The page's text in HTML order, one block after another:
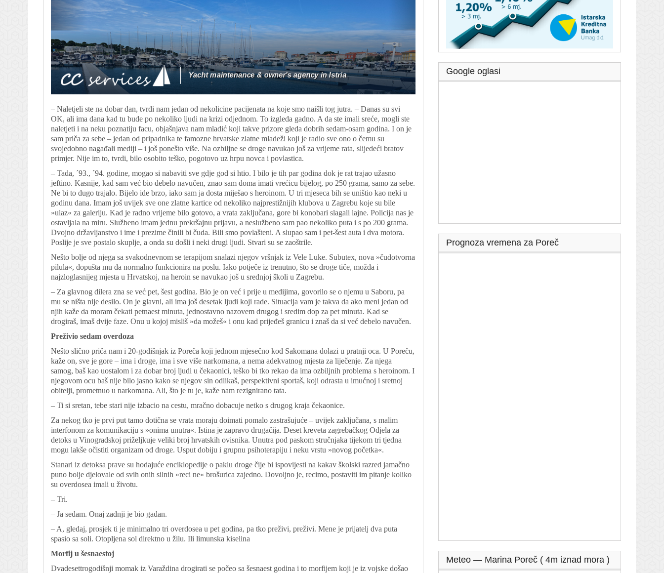
– Naletjeli ste na dobar dan, tvrdi nam jedan od nekolicine pacijenata na koje smo naišli tog jutra. – Danas su svi
OK, ali ima dana kad tu bude po nekoliko ljudi na krizi odjednom. To izgleda gadno. A da ste imali sreće, mogli ste
naletjeti i na neku poznatiju facu, objašnjava nam mladić koji takve prizore gleda dobrih sedam-osam godina. I on je
sam priča za sebe – jedan od pripadnika te famozne hrvatske zlatne mladeži koji je radio sve ono o čemu su
svojedobno nagađali mediji – i još ponešto više. Na ozbiljne se droge navukao još za vrijeme rata, slijedeći bratov
primjer. Nije im to, tvrdi, bilo osobito teško, pogotovo uz hrpu novca i povlastica.
– Tada, ´93., ´94. godine, mogao si nabaviti sve gdje god si htio. I bilo je tih par godina dok je rat trajao užasno
jeftino. Kasnije, kad sam već bio debelo navučen, znao sam doma imati vrećicu bijelog, po 250 grama, samo za sebe.
Ne bi to dugo trajalo. Bijelo ide brzo, iako sam ja dosta miješao s heroinom. U tri mjeseca bih se uništio kao neki u
godinu dana. Imam još uvijek sve one zlatne kartice od nekoliko najprestižnijih klubova u Zagrebu koje su bile
»ulaz« za galeriju. Kad je radno vrijeme bilo gotovo, a vrata zaključana, gore bi konobari slagali lajne. Policija nas je
ostavljala na miru. Službeno imam jednu prekršajnu prijavu, a neslužbeno sam pao nekoliko puta i s po 200 grama.
Dvojno državljanstvo i ime i prezime činili bi čuda. Bili smo povlašteni. A slupao sam i pet-šest auta i dva motora.
Poslije je sve postalo skuplje, a onda su došli i neki drugi ljudi. Stvari su se zaoštrile.
Nešto bolje od njega sa svakodnevnom se terapijom snalazi njegov vršnjak iz Vele Luke. Subutex, nova »čudotvorna
pilula«, dopušta mu da normalno funkcionira na poslu. Iako potječe iz trenutno, što se droge tiče, možda i
najzloglasnijeg mjesta u Hrvatskoj, na heroin se navukao još u srednjoj školi u Zagrebu.
– Za glavnog dilera zna se već pet, šest godina. Bio je on već i prije u medijima, govorilo se o njemu u Saboru, pa
mu se ništa nije desilo. On je glavni, ali ima još desetak ljudi koji rade. Situacija vam je takva da ako meni jedan od
njih kaže da moram čekati petnaest minuta, jednostavno nazovem drugog i sredim dop za pet minuta. Kad se
drogiraš, imaš dvije faze. Onu u kojoj misliš »da možeš« i onu kad prijeđeš granicu i znaš da si već debelo navučen.
Preživio sedam overdoza
Nešto slično priča nam i 20-godišnjak iz Poreča koji jednom mjesečno kod Sakomana dolazi u pratnji oca. U Poreču,
kaže on, sve je gore – ima i droge, ima i sve više narkomana, a nema adekvatnog mjesta za liječenje. Za njega
samog, baš kao uostalom i za dobar broj ljudi u čekaonici, teško bi tko rekao da ima ozbiljnih problema s heroinom. I
njegovom ocu baš nije bilo jasno kako se njegov sin odlikaš, perspektivni sportaš, koji odrasta u imućnoj i sretnoj
obitelji, prometnuo u narkomana. Ali, što je tu je, kaže nam rezignirano tata.
– Ti si sretan, tebe stari nije izbacio na cestu, mračno dobacuje netko s drugog kraja čekaonice.
Za nekog tko je prvi put tamo dotična se vrata moraju doimati pomalo zastrašujuće – uvijek zaključana, s malim
interfonom za komunikaciju s »onima unutra«. Istina je zapravo drugačija. Deset kreveta zagrebačkog Odjela za
detoks u Vinogradskoj priželjkuje veliki broj hrvatskih ovisnika. Unutra pod paskom stručnjaka tijekom tri tjedna
mogu lakše očistiti organizam od droge. Usput dobiju i grupnu psihoterapiju i neku vrstu »novog početka«.
Stanari iz detoksa prave su hodajuće enciklopedije o paklu droge čije bi ispovijesti na kakav školski razred jamačno
puno bolje djelovale od svih onih silnih »reci ne« brošurica zajedno. Dovoljno je, recimo, postaviti im pitanje koliko
su overdosea imali u životu.
– Tri.
– Ja sedam. Onaj zadnji je bio gadan.
– A, gledaj, prosjek ti je minimalno tri overdosea u pet godina, pa tko preživi, preživi. Mene je prijatelj dva puta
spasio sa soli. Otopljena sol direktno u žilu. Ili limunska kiselina
Morfij u šesnaestoj
Dvadesettrogodišnji momak iz Varaždina drogirati se počeo sa šesnaest godina i to morfijem koji je iz vojske došao
Google oglasi
Prognoza vremena za Poreč
Meteo — Marina Poreč ( 4m iznad mora )